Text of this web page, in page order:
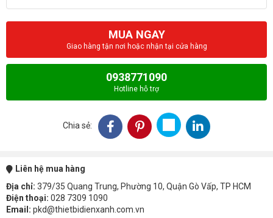
MUA NGAY
Giao hàng tận nơi hoặc nhận tại cửa hàng
0938771090
Hotline hỗ trợ
Chia sẻ:
Liên hệ mua hàng
Địa chỉ: 379/35 Quang Trung, Phường 10, Quận Gò Vấp, TP HCM
Điện thoại: 028 7309 1090
Email: pkd@thietbidienxanh.com.vn